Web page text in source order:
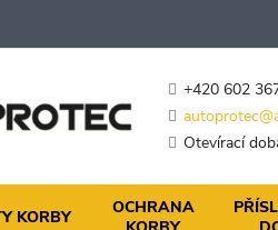
+420 602
Otevírací
KORBY
OCHRANA